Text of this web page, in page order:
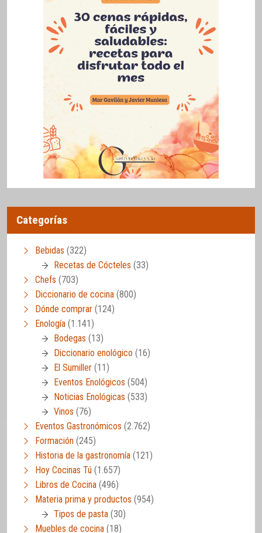
Categorías
Bebidas (322)
Recetas de Cócteles (33)
Chefs (703)
Diccionario de cocina (800)
Dónde comprar (124)
Enología (1.141)
Bodegas (13)
Diccionario enológico (16)
El Sumiller (11)
Eventos Enológicos (504)
Noticias Enológicas (533)
Vinos (76)
Eventos Gastronómicos (2.762)
Formación (245)
Historia de la gastronomía (121)
Hoy Cocinas Tú (1.657)
Libros de Cocina (496)
Materia prima y productos (954)
Tipos de pasta (30)
Muebles de cocina (18)